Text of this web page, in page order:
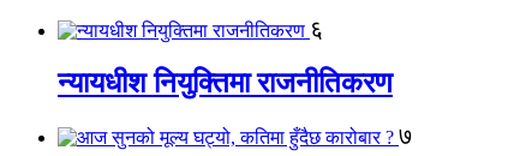
६
न्यायधीश नियुक्तिमा राजनीतिकरण
७